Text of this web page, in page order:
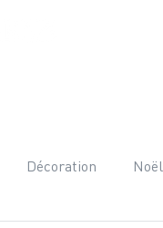
Décoration Noël